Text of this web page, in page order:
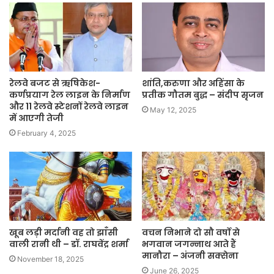
रेलवे बजट से ऋषिकेश-
कर्णप्रयाग रेल लाइन के निर्माण
और 11 रेलवे स्टेशनों रेलवे लाइन
में आएगी तेजी
February 4, 2025
शांति,करुणा और अहिंसा के
प्रतीक गौतम बुद्ध – संदीप सृजन
May 12, 2025
खूब लड़ी मर्दानी वह तो झाँसी
वाली रानी थी – डॉ. राघवेंद्र शर्मा
November 18, 2025
वचन निभाने दो सौ वर्षो से
भगवान जगन्नाथ आते हैं
मानौरा – अंजनी सक्सेना
June 26, 2025